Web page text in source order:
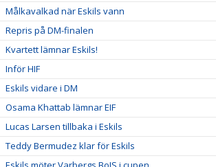
Målkavalkad när Eskils vann
Repris på DM-finalen
Kvartett lämnar Eskils!
Inför HIF
Eskils vidare i DM
Osama Khattab lämnar EIF
Lucas Larsen tillbaka i Eskils
Teddy Bermudez klar för Eskils